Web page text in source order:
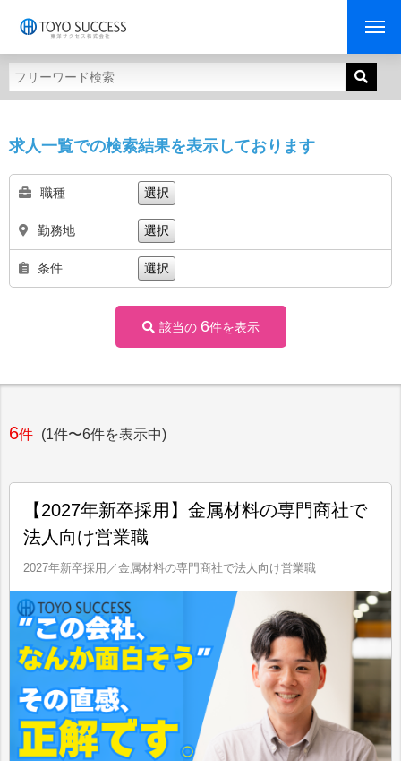
求人一覧での検索結果を表示しております
職種 選択
勤務地 選択
条件 選択
該当の 6件を表示
6件 (1件〜6件を表示中)
【2027年新卒採用】金属材料の専門商社で
法人向け営業職
2027年新卒採用／金属材料の専門商社で法人向け営業職